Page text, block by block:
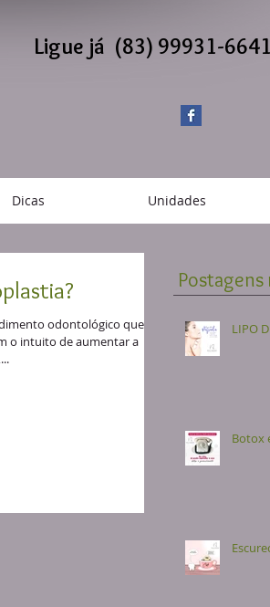
Ligue já (83) 99931-6641
Dicas Unidades
odontológico que
o intuito de aumentar a
LIPO
Botox